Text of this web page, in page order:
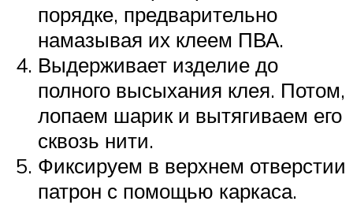
порядке, предварительно
намазывая их клеем ПВА.
Выдерживает изделие до
полного высыхания клея. Потом,
лопаем шарик и вытягиваем его
сквозь нити.
Фиксируем в верхнем отверстии
патрон с помощью каркаса.